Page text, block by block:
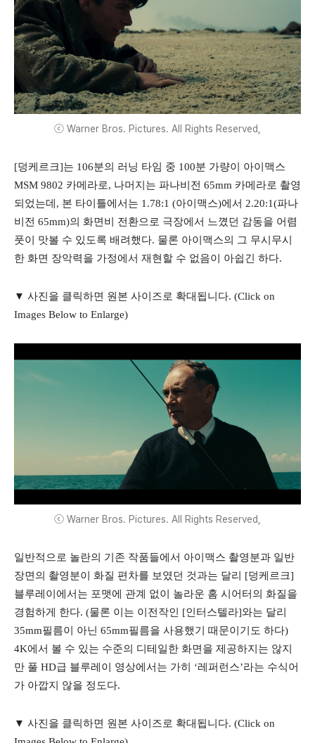
ⓒ Warner Bros. Pictures. All Rights Reserved,
[덩케르크]는 106분의 러닝 타임 중 100분 가량이 아이맥스
MSM 9802 카메라로, 나머지는 파나비전 65mm 카메라로 촬영
되었는데, 본 타이틀에서는 1.78:1 (아이맥스)에서 2.20:1(파나
비전 65mm)의 화면비 전환으로 극장에서 느꼈던 감동을 어렴
풋이 맛볼 수 있도록 배려했다. 물론 아이맥스의 그 무시무시
한 화면 장악력을 가정에서 재현할 수 없음이 아쉽긴 하다.
▼ 사진을 클릭하면 원본 사이즈로 확대됩니다. (Click on
Images Below to Enlarge)
ⓒ Warner Bros. Pictures. All Rights Reserved,
일반적으로 놀란의 기존 작품들에서 아이맥스 촬영분과 일반
장면의 촬영분이 화질 편차를 보였던 것과는 달리 [덩케르크]
블루레이에서는 포맷에 관계 없이 놀라운 홈 시어터의 화질을
경험하게 한다. (물론 이는 이전작인 [인터스텔라]와는 달리
35mm필름이 아닌 65mm필름을 사용했기 때문이기도 하다)
4K에서 볼 수 있는 수준의 디테일한 화면을 제공하지는 않지
만 풀 HD급 블루레이 영상에서는 가히 ‘레퍼런스’라는 수식어
가 아깝지 않을 정도다.
▼ 사진을 클릭하면 원본 사이즈로 확대됩니다. (Click on